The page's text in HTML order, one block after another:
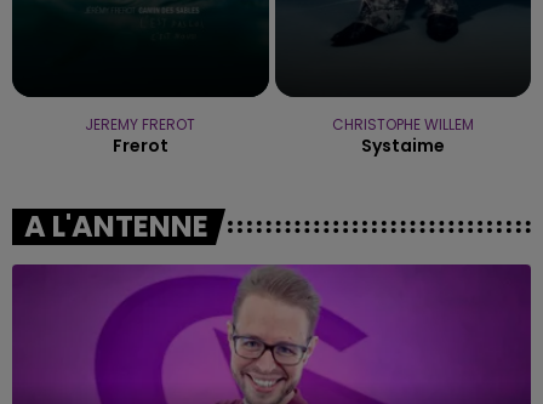
JEREMY FREROT
Frerot
CHRISTOPHE WILLEM
Systaime
A L'ANTENNE